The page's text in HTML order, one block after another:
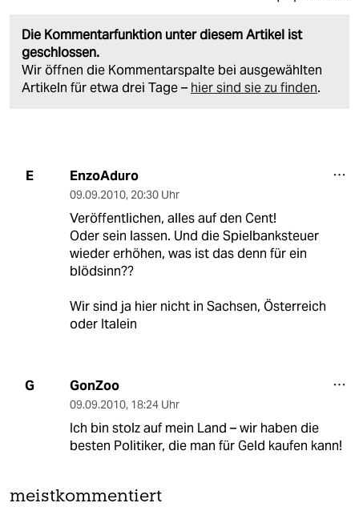
Die Kommentarfunktion unter diesem Artikel ist
geschlossen.
Wir öffnen die Kommentarspalte bei ausgewählten
Artikeln für etwa drei Tage – hier sind sie zu finden.
E EnzoAduro
09.09.2010, 20:30 Uhr
Veröffentlichen, alles auf den Cent!
Oder sein lassen. Und die Spielbanksteuer
wieder erhöhen, was ist das denn für ein
blödsinn??
Wir sind ja hier nicht in Sachsen, Österreich
oder Italein
G GonZoo
09.09.2010, 18:24 Uhr
Ich bin stolz auf mein Land – wir haben die
besten Politiker, die man für Geld kaufen kann!
meistkommentiert